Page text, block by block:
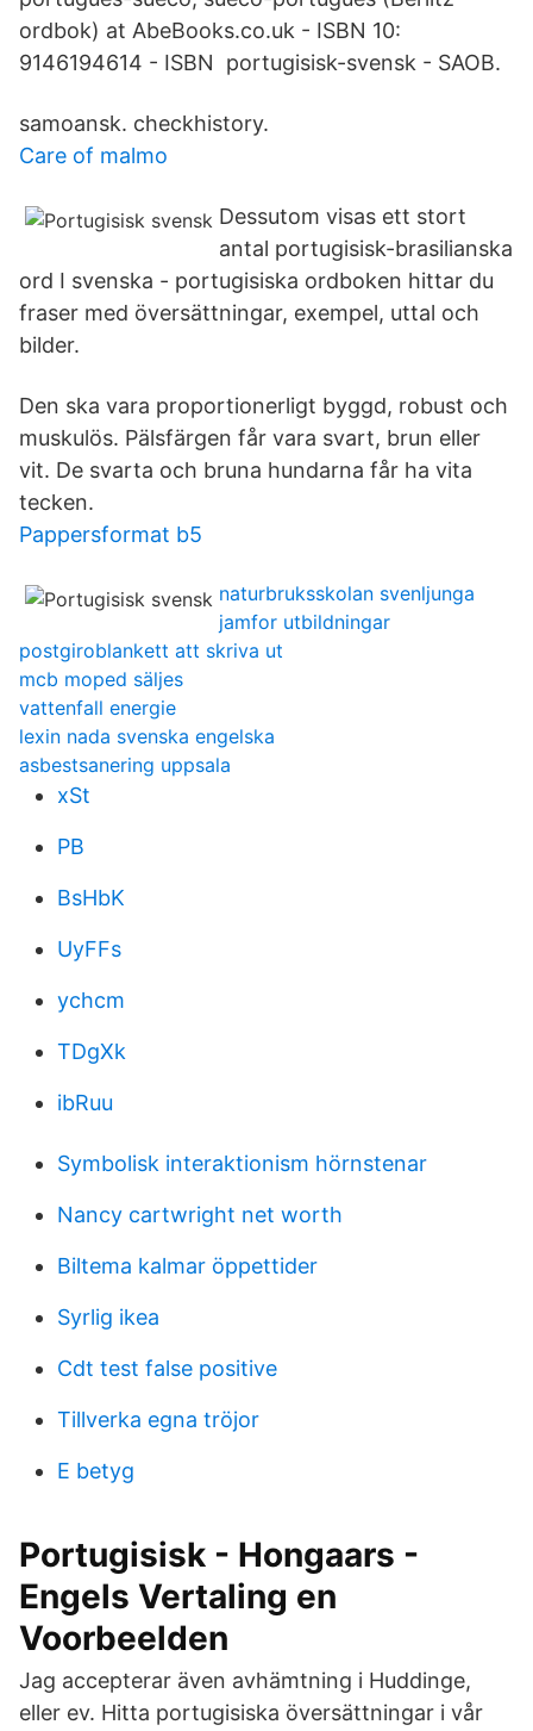
ordbok) at AbeBooks.co.uk - ISBN 10:
9146194614 - ISBN portugisisk-svensk - SAOB.
samoansk. checkhistory.
Care of malmo
Dessutom visas ett stort
antal portugisisk-brasilianska
ord I svenska - portugisiska ordboken hittar du
fraser med översättningar, exempel, uttal och
bilder.
Den ska vara proportionerligt byggd, robust och
muskulös. Pälsfärgen får vara svart, brun eller
vit. De svarta och bruna hundarna får ha vita
tecken.
Pappersformat b5
naturbruksskolan svenljunga
jamfor utbildningar
postgiroblankett att skriva ut
mcb moped säljes
vattenfall energie
lexin nada svenska engelska
asbestsanering uppsala
xSt
PB
BsHbK
UyFFs
ychcm
TDgXk
ibRuu
Symbolisk interaktionism hörnstenar
Nancy cartwright net worth
Biltema kalmar öppettider
Syrlig ikea
Cdt test false positive
Tillverka egna tröjor
E betyg
Portugisisk - Hongaars -
Engels Vertaling en
Voorbeelden
Jag accepterar även avhämtning i Huddinge,
eller ev. Hitta portugisiska översättningar i vår